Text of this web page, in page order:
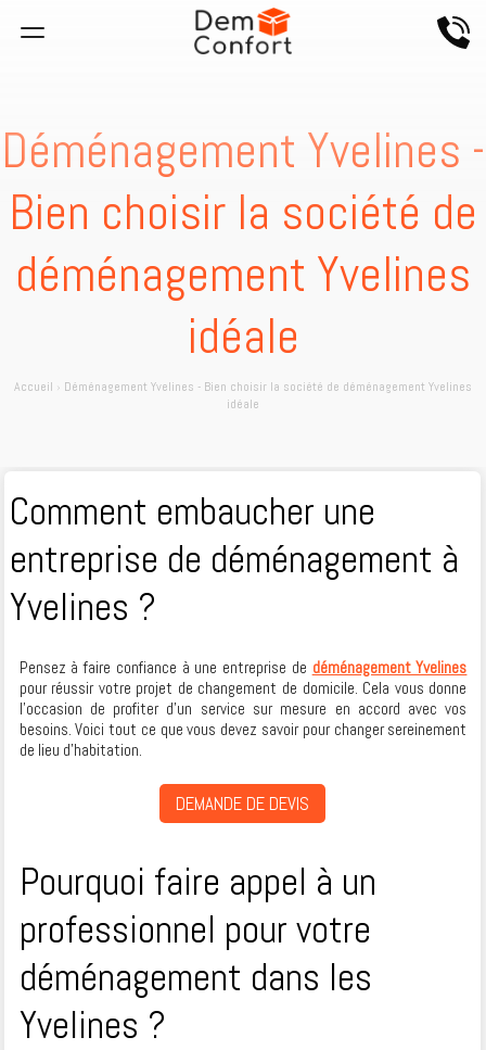
Déménagement Yvelines -
Bien choisir la société de
déménagement Yvelines
idéale
Accueil › Déménagement Yvelines - Bien choisir la société de déménagement Yvelines
idéale
Comment embaucher une
entreprise de déménagement à
Yvelines ?
Pensez à faire confiance à une entreprise de déménagement Yvelines
pour réussir votre projet de changement de domicile. Cela vous donne
l’occasion de profiter d’un service sur mesure en accord avec vos
besoins. Voici tout ce que vous devez savoir pour changer sereinement
de lieu d’habitation.
DEMANDE DE DEVIS
Pourquoi faire appel à un
professionnel pour votre
déménagement dans les
Yvelines ?